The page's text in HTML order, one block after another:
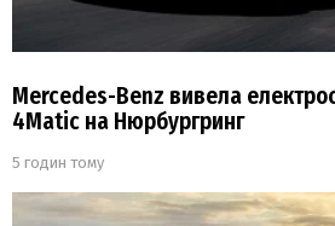
Mercedes-Benz вивела
4Matic на Нюрбургринг
5 годин тому